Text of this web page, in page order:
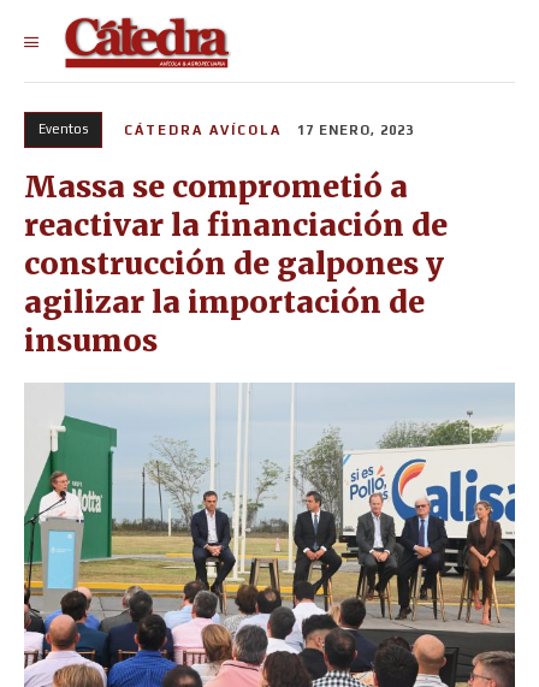
Eventos CÁTEDRA AVÍCOLA 17 ENERO, 2023
Massa se comprometió a
reactivar la financiación de
construcción de galpones y
agilizar la importación de
insumos